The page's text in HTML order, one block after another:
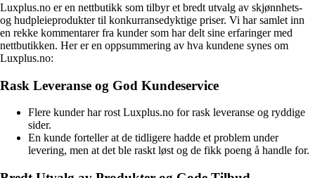
Luxplus.no er en nettbutikk som tilbyr et bredt utvalg av skjønnhets-
og hudpleieprodukter til konkurransedyktige priser. Vi har samlet inn
en rekke kommentarer fra kunder som har delt sine erfaringer med
nettbutikken. Her er en oppsummering av hva kundene synes om
Luxplus.no:
Rask Leveranse og God Kundeservice
Flere kunder har rost Luxplus.no for rask leveranse og ryddige
sider.
En kunde forteller at de tidligere hadde et problem under
levering, men at det ble raskt løst og de fikk poeng å handle for.